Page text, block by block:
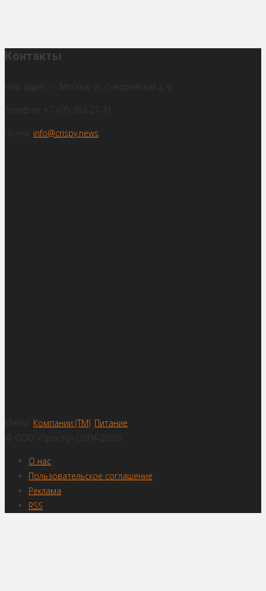
Контакты
Наш адрес: г. Москва, ул. Суворовская д. 6
Телефон: +7 495 963-27-31
Почта: info@crispy.news
Метки: Компании (ТМ) Питание
© ООО «Просто» (2004-2020)
О нас
Пользовательское соглашение
Реклама
RSS